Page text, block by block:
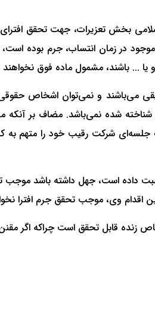
موجود بالاخص ماده 697 قانون مجازات
در زمان انتساب، جرم بوده
... باشند، مشمول ماده فوق
می‌باشند و نمی‌توان اشخاص
شده نمی‌باشد. مضاف بر
شرکت رقیب خود را متهم به
داده است، جهل داشته باشد
اقدام وی، موجب تحقق جرم افترا
زنده قابل تحقق است چراکه اگر